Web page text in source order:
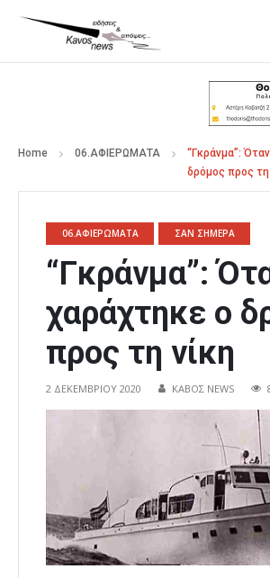
Home 06.ΑΦΙΕΡΩΜΑΤΑ
“Γκράνμα”:
δρόμος προς τη
06.ΑΦΙΕΡΩΜΑΤΑ ΣΑΝ ΣΗΜΕΡΑ
“Γκράνμα”:
χαράχτηκε ο
προς τη νίκη
2 ΔΕΚΕΜΒΡΊΟΥ 2020 ΚΑΒΟΣ NEWS